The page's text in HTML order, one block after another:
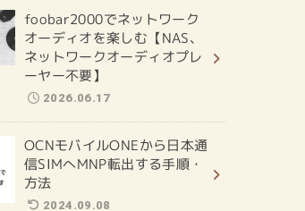
foobar2000でネットワーク
オーディオを楽しむ【NAS、
ネットワークオーディオプレ
ーヤー不要】
2026.06.17
OCNモバイルONEから日本通
信SIMへMNP転出する手順・
方法
2024.09.08